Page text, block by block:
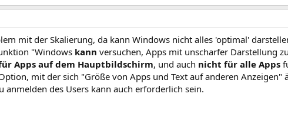
mit der Skalierung, da kann Windows nicht alles 'optimal'
"Windows kann versuchen, Apps mit unscharfer Darstellung
Apps auf dem Hauptbildschirm, und auch nicht für alle Apps
mit der sich "Größe von Apps und Text auf anderen Anzeigen"
anmelden des Users kann auch erforderlich sein.